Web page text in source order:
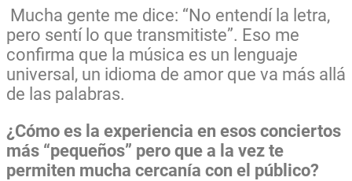
Mucha gente me dice: “No entendí la letra,
pero sentí lo que transmitiste”. Eso me
confirma que la música es un lenguaje
universal, un idioma de amor que va más allá
de las palabras.
¿Cómo es la experiencia en esos conciertos
más “pequeños” pero que a la vez te
permiten mucha cercanía con el público?